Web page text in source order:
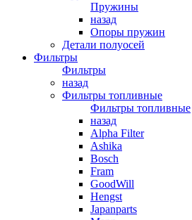
Пружины
назад
Опоры пружин
Детали полуосей
Фильтры
Фильтры
назад
Фильтры топливные
Фильтры топливные
назад
Alpha Filter
Ashika
Bosch
Fram
GoodWill
Hengst
Japanparts